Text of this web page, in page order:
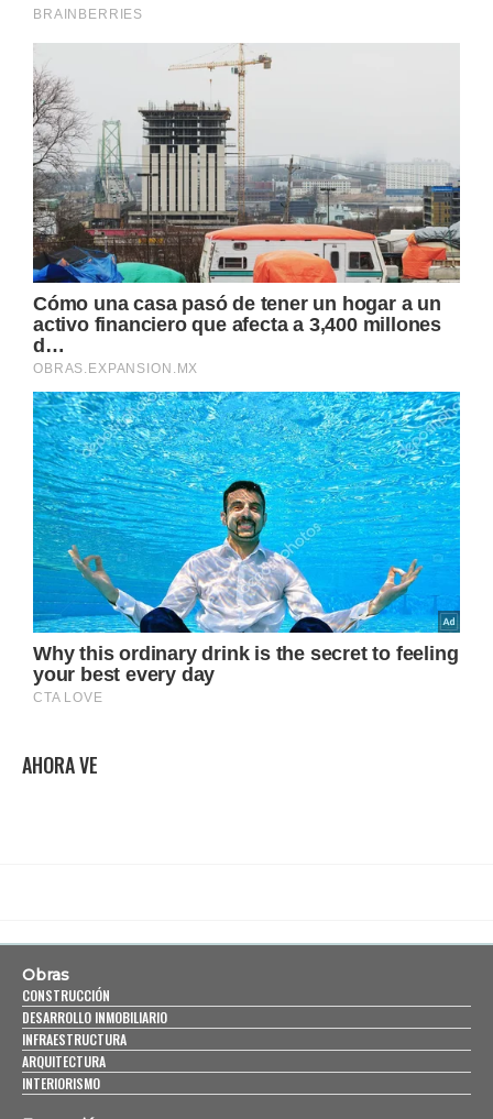
AHORA VE
Obras
CONSTRUCCIÓN
DESARROLLO INMOBILIARIO
INFRAESTRUCTURA
ARQUITECTURA
INTERIORISMO